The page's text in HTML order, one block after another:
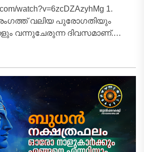
watch?v=6zcDZAzyhMg 1.
വലിയ പുരോഗതിയും
വന്നുചേരുന്ന ദിവസമാണ്.
പിന്തുണയും പ്രതീക്ഷിക്കാം.